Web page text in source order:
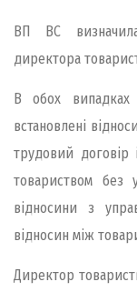
​​ВП ВС
директора
В обох
встановлені
трудовий договір
товариством без
відносини з
відносин між
Директор